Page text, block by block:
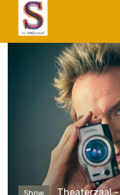
actueel
Show Theaterzaal